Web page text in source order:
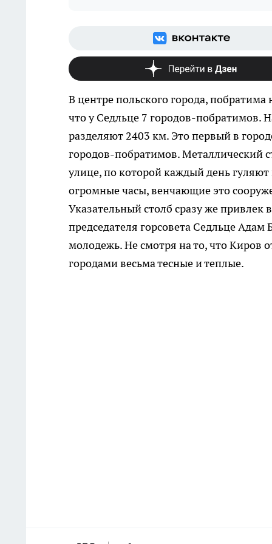
В центре польского города,
что у Седльце 7 городов-побратимов.
разделяют 2403 км. Это первый в
городов-побратимов. Металлический
улице, по которой каждый день
огромные часы, венчающие это
Указательный столб сразу же привлек
председателя горсовета Седльце
молодежь. Не смотря на то, что Киров
городами весьма тесные и теплые.